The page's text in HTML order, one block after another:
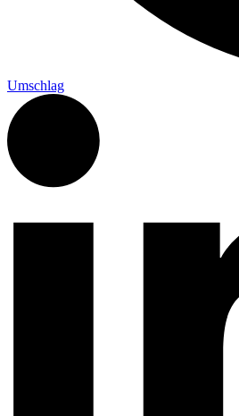
Umschlag